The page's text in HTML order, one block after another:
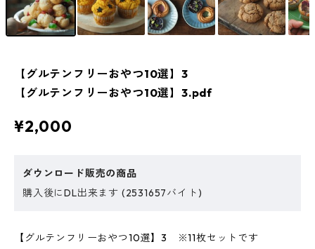
【グルテンフリーおやつ10選】3
【グルテンフリーおやつ10選】3.pdf
¥2,000
ダウンロード販売の商品
購入後にDL出来ます (2531657バイト)
【グルテンフリーおやつ10選】3 ※11枚セットです